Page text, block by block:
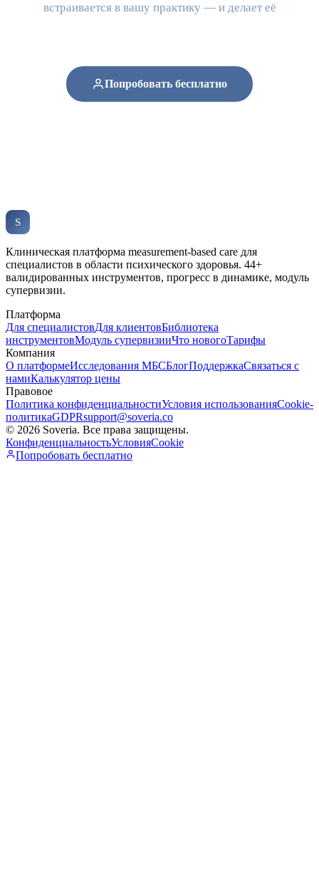
встраивается в вашу практику — и делает её
Попробовать бесплатно
S
Клиническая платформа measurement-based care для
специалистов в области психического здоровья. 44+
валидированных инструментов, прогресс в динамике, модуль
супервизии.
Платформа
Для специалистовДля клиентовБиблиотека
инструментовМодуль супервизииЧто новогоТарифы
Компания
О платформеИсследования МБСБлогПоддержкаСвязаться с
намиКалькулятор цены
Правовое
Политика конфиденциальностиУсловия использованияCookie-
политикаGDPRsupport@soveria.co
© 2026 Soveria. Все права защищены.
КонфиденциальностьУсловияCookie
Попробовать бесплатно